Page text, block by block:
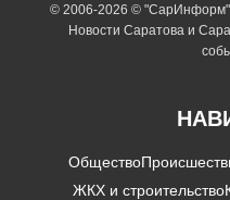
© 2006-2026 ©
Новости Саратова и
Общество
ЖКХ и строительство